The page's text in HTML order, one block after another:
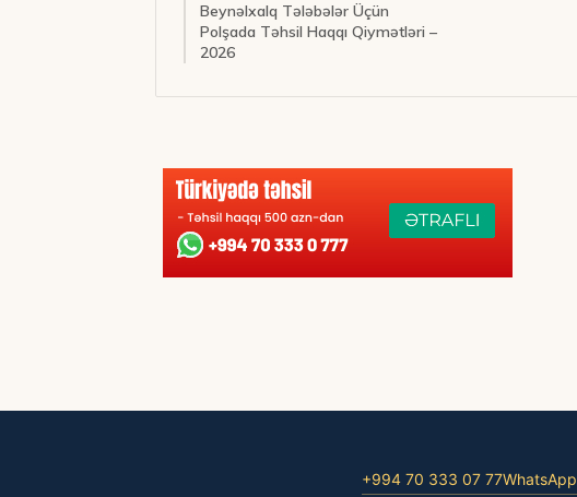
Beynəlxalq Tələbələr Üçün
Polşada Təhsil Haqqı Qiymətləri –
2026
+994 70 333 07 77WhatsApp